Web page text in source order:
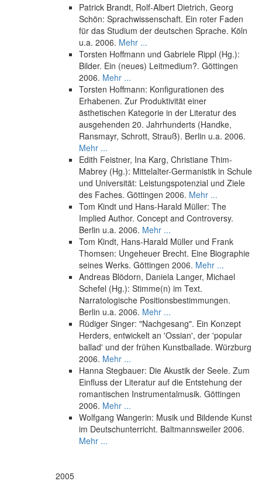
Patrick Brandt, Rolf-Albert Dietrich, Georg
Schön: Sprachwissenschaft. Ein roter Faden
für das Studium der deutschen Sprache. Köln
u.a. 2006. Mehr ...
Torsten Hoffmann und Gabriele Rippl (Hg.):
Bilder. Ein (neues) Leitmedium?. Göttingen
2006. Mehr ...
Torsten Hoffmann: Konfigurationen des
Erhabenen. Zur Produktivität einer
ästhetischen Kategorie in der Literatur des
ausgehenden 20. Jahrhunderts (Handke,
Ransmayr, Schrott, Strauß). Berlin u.a. 2006.
Mehr ...
Edith Feistner, Ina Karg, Christiane Thim-
Mabrey (Hg.): Mittelalter-Germanistik in Schule
und Universität: Leistungspotenzial und Ziele
des Faches. Göttingen 2006. Mehr ...
Tom Kindt und Hans-Harald Müller: The
Implied Author. Concept and Controversy.
Berlin u.a. 2006. Mehr ...
Tom Kindt, Hans-Harald Müller und Frank
Thomsen: Ungeheuer Brecht. Eine Biographie
seines Werks. Göttingen 2006. Mehr ...
Andreas Blödorn, Daniela Langer, Michael
Schefel (Hg.): Stimme(n) im Text.
Narratologische Positionsbestimmungen.
Berlin u.a. 2006. Mehr ...
Rüdiger Singer: "Nachgesang". Ein Konzept
Herders, entwickelt an 'Ossian', der 'popular
ballad' und der frühen Kunstballade. Würzburg
2006. Mehr ...
Hanna Stegbauer: Die Akustik der Seele. Zum
Einfluss der Literatur auf die Entstehung der
romantischen Instrumentalmusik. Göttingen
2006. Mehr ...
Wolfgang Wangerin: Musik und Bildende Kunst
im Deutschunterricht. Baltmannsweiler 2006.
Mehr ...
2005